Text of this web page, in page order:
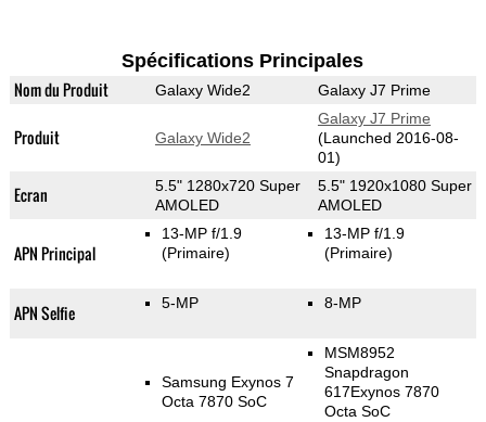
Spécifications Principales
Nom du Produit Galaxy Wide2 Galaxy J7 Prime
Produit Galaxy Wide2
Galaxy J7 Prime
(Launched 2016-08-
01)
Ecran
5.5" 1280x720 Super
AMOLED
5.5" 1920x1080 Super
AMOLED
APN Principal
13-MP f/1.9
(Primaire)
13-MP f/1.9
(Primaire)
APN Selfie 5-MP 8-MP
Samsung Exynos 7
Octa 7870 SoC
MSM8952
Snapdragon
617Exynos 7870
Octa SoC